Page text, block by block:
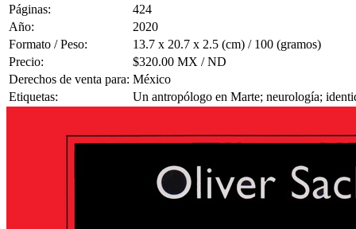
Páginas:
424
Año:
2020
Formato / Peso:
13.7 x 20.7 x 2.5 (cm) / 100 (gramos)
Precio:
$320.00 MX / ND
Derechos de venta para: México
Etiquetas:
Un antropólogo en Marte; neurología;